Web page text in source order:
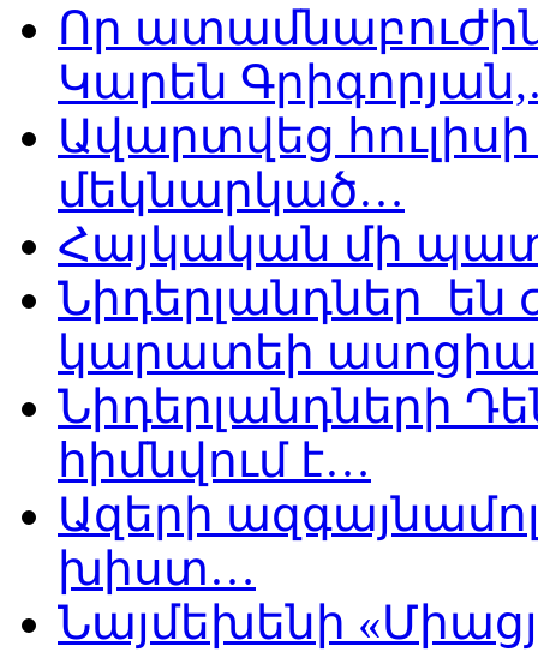
Որ
Կարեն
Ավարտվեց
մեկնարկած…
Հայկական մի
Նիդերլանդներ
կարատեի
Նիդերլանդների
հիմնվում է…
Ազերի
խիստ…
Նայմեխենի